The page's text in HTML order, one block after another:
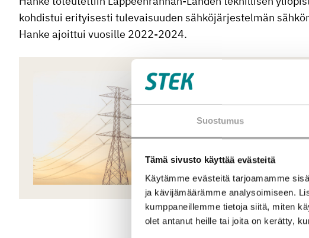
Suostumus
Tämä sivusto käyttää evästeitä
Käytämme evästeitä tarjoamamme
ja kävijämäärämme analysoimiseen.
kumppaneillemme tietoja siitä, miten
olet antanut heille tai joita on kerätty,
kohdistui erityisesti tulevaisuuden sähköjärjestelmän
Hanke ajoittui vuosille 2022-2024.
25.9.2023 Projektit ja hankkeet
Tulevaisuuden